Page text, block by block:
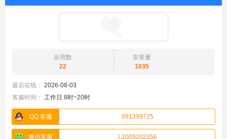
应用数
22
安装量
1035
最后在线： 2026-08-03
客服时间： 工作日 8时~20时
QQ 客服 991399725
微信客服 L2009202356